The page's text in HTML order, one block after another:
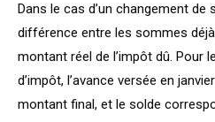
Dans le cas d’un changement de
différence entre les sommes
montant réel de l’impôt dû. Pour
d’impôt, l’avance versée en
montant final, et le solde